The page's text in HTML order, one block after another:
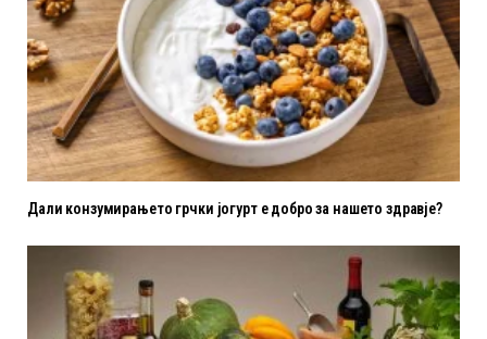
Дали конзумирањето грчки јогурт е добро за нашето здравје?